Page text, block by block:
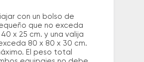
con un bolso de
que no exceda
x 25 cm. y una valija
80 x 80 x 30 cm.
El peso total